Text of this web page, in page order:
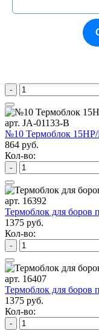
-
арт. JA-01133-B
№10 Термоблок
864 руб.
Кол-во:
-
арт. 16392
Термоблок для боров
1375 руб.
Кол-во:
-
арт. 16407
Термоблок для боров
1375 руб.
Кол-во:
-